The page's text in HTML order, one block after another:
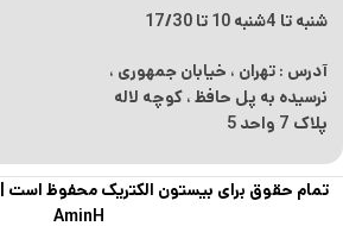
شنبه تا 4شنبه 10 تا 17/30
آدرس : تهران ، خیابان جمهوری ،
نرسیده به پل حافظ ، کوچه لاله
پلاک 7 واحد 5
تمام حقوق برای بیستون الکتریک محفوظ است |
AminH